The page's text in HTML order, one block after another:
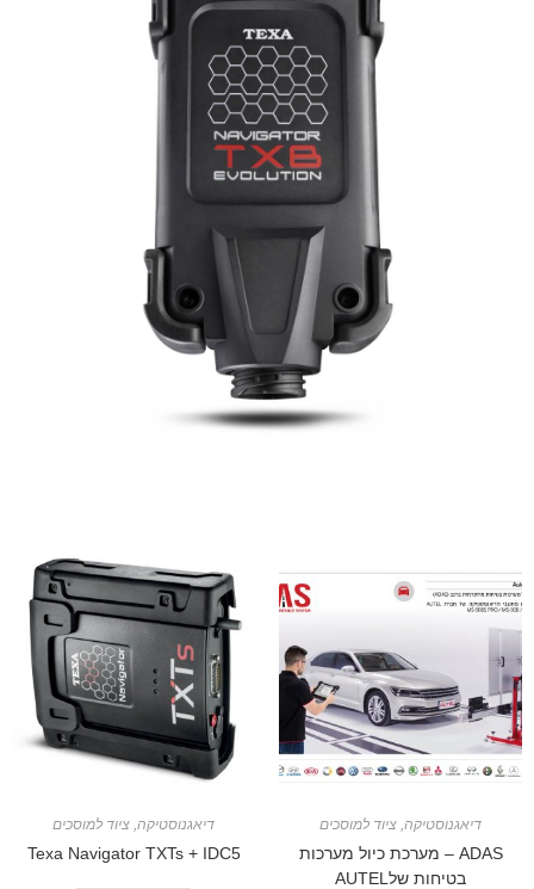
דיאגנוסטיקה, ציוד למוסכים
ADAS – מערכת כיול מערכות
בטיחות שלAUTEL
דיאגנוסטיקה, ציוד למוסכים
Texa Navigator TXTs + IDC5